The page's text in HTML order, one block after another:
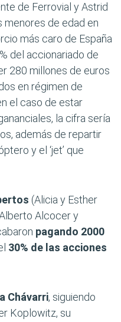
de Ferrovial y Astrid
menores de edad en
más caro de España
del accionariado de
280 millones de euros
en régimen de
el caso de estar
la cifra sería
además de repartir
y el ‘jet’ que
(Alicia y Esther
Alcocer y
pagando 2000
30% de las acciones
Chávarri, siguiendo
Koplowitz, su